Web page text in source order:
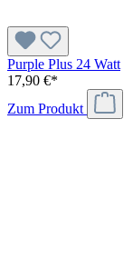
Purple Plus 24 Watt
17,90 €*
Zum Produkt